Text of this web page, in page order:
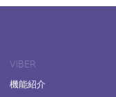
VIBER
機能紹介